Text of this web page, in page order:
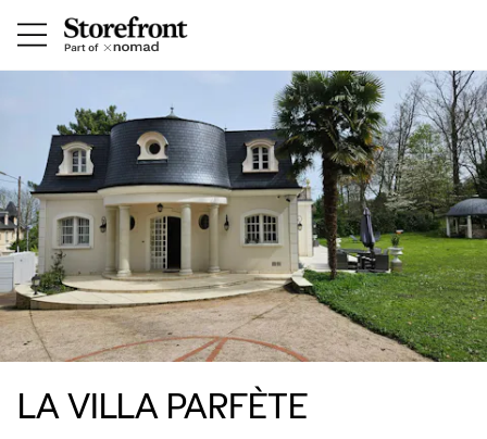
LA VILLA PARFÈTE